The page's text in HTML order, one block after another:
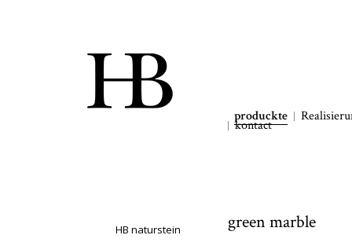
produckte
kontact
HB naturstein green marble